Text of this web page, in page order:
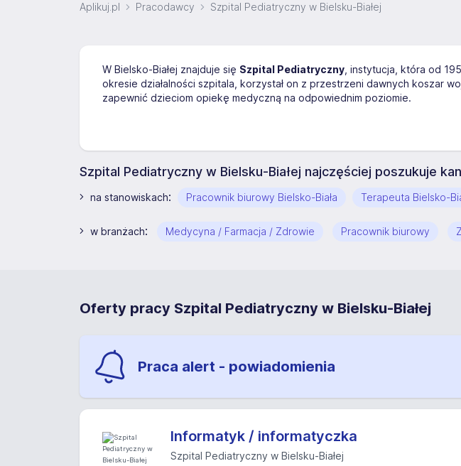
Aplikuj.pl Pracodawcy Szpital Pediatryczny w Bielsku-Białej
W Bielsko-Białej znajduje się Szpital Pediatryczny , instytucja, która od
okresie działalności szpitala, korzystał on z przestrzeni dawnych koszar
zapewnić dzieciom opiekę medyczną na odpowiednim poziomie.
Szpital Pediatryczny w Bielsku-Białej najczęściej poszukuje
na stanowiskach: Pracownik biurowy Bielsko-Biała Terapeuta Bielsko-
w branżach: Medycyna / Farmacja / Zdrowie Pracownik biurowy
Oferty pracy Szpital Pediatryczny w Bielsku-Białej
Praca alert - powiadomienia
Informatyk / informatyczka
Szpital Pediatryczny w Bielsku-Białej